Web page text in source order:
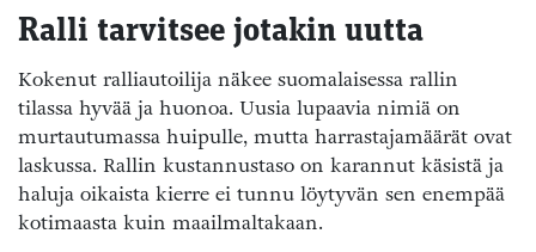
Ralli tarvitsee jotakin uutta
Kokenut ralliautoilija näkee suomalaisessa rallin
tilassa hyvää ja huonoa. Uusia lupaavia nimiä on
murtautumassa huipulle, mutta harrastajamäärät ovat
laskussa. Rallin kustannustaso on karannut käsistä ja
haluja oikaista kierre ei tunnu löytyvän sen enempää
kotimaasta kuin maailmaltakaan.